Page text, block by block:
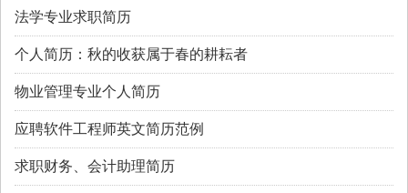
法学专业求职简历
个人简历：秋的收获属于春的耕耘者
物业管理专业个人简历
应聘软件工程师英文简历范例
求职财务、会计助理简历